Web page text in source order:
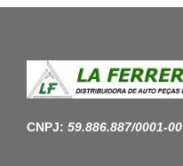
CNPJ: 59.886.887/0001-00